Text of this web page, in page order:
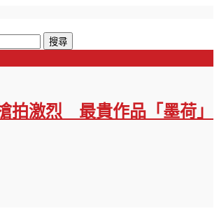
拍激烈 最貴作品「墨荷」